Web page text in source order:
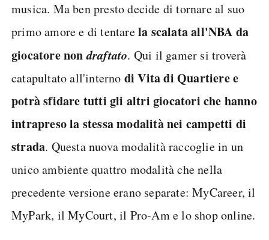
musica. Ma ben presto decide di tornare al suo
primo amore e di tentarela scalata all'NBA da
giocatore nondraftato. Qui il gamer si troverà
catapultato all'interno di Vita di Quartiere e
potrà sfidare tutti gli altri giocatori che hanno
intrapreso la stessa modalità nei campetti di
strada. Questa nuova modalità raccoglie in un
unico ambiente quattro modalità che nella
precedente versione erano separate: MyCareer, il
MyPark, il MyCourt, il Pro-Am e lo shop online.